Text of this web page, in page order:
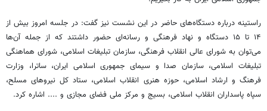
راستینه درباره دستگاه‌های حاضر در این نشست نیز گفت: در جلسه امروز بیش از
۱۴ تا ۱۵ دستگاه و نهاد فرهنگی و رسانه‌ای حضور داشتند که از جمله آن‌ها
می‌توان به شورای عالی انقلاب فرهنگی، سازمان تبلیغات اسلامی، شورای هماهنگی
تبلیغات اسلامی، سازمان صدا و سیمای جمهوری اسلامی ایران، ساترا، وزارت
فرهنگ و ارشاد اسلامی، حوزه هنری انقلاب اسلامی، ستاد کل نیروهای مسلح،
سپاه پاسداران انقلاب اسلامی، بسیج و مرکز ملی فضای مجازی و ...‌. اشاره کرد.